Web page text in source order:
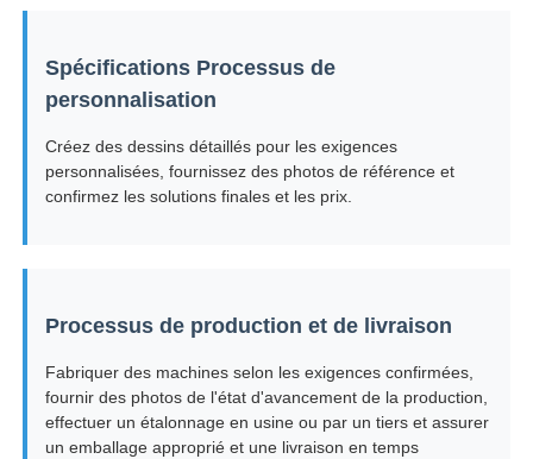
Spécifications Processus de
personnalisation
Créez des dessins détaillés pour les exigences
personnalisées, fournissez des photos de référence et
confirmez les solutions finales et les prix.
Processus de production et de livraison
Fabriquer des machines selon les exigences confirmées,
fournir des photos de l'état d'avancement de la production,
effectuer un étalonnage en usine ou par un tiers et assurer
un emballage approprié et une livraison en temps